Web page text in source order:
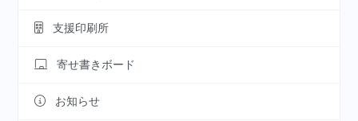
支援印刷所
寄せ書きボード
お知らせ